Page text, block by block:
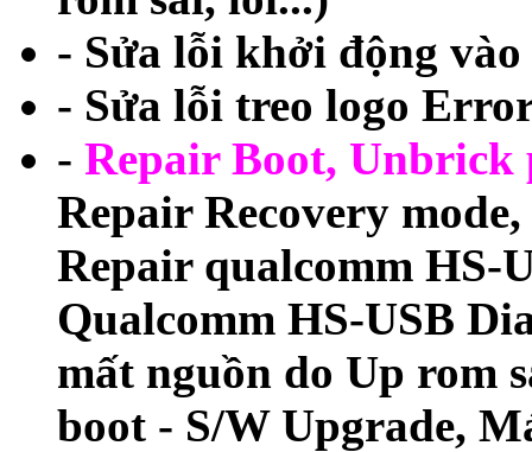
- Sửa lỗi khởi động
- Sửa lỗi treo logo
- Repair Boot, Unbrick
Repair Recovery
Repair qualcomm HS-
Qualcomm HS-USB
mất nguồn do Up rom
boot - S/W Upgrade,